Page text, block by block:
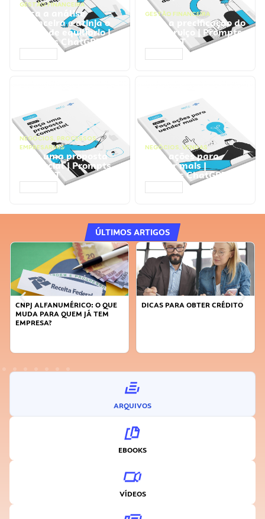
GESTÃO FINANCEIRA
Faça a análise
financeira e atinja o
ponto de equilíbrio |
Prompts ChatGPT
GESTÃO FINANCEIRA
Faça a precificação do
seu serviço | Prompts
ChatGPT
NEGÓCIOS, PROCESSOS
EMPRESARIAIS
Faça uma proposta
comercial | Prompts
ChatGPT
NEGÓCIOS, VENDAS
Faça ações para
vender mais |
Prompts ChatGPT
ÚLTIMOS ARTIGOS
DICAS PARA OBTER CRÉDITO
FAÇA A DIFERENÇA: SEJA
ARQUIVOS
EBOOKS
VÍDEOS